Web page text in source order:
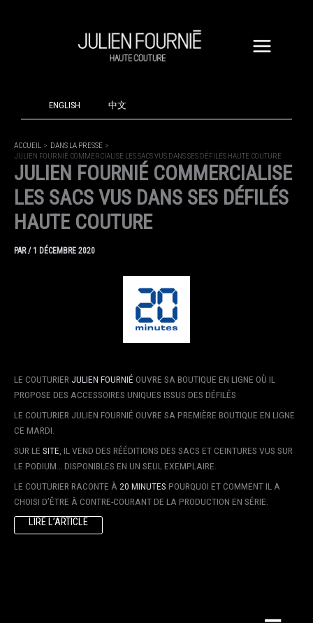
ENGLISH 中文
ACCUEIL
DANS LA PRESSE
JULIEN FOURNIÉ COMMERCIALISE LES SACS VUS DANS SES DÉFILÉS HAUTE COUTURE
JULIEN FOURNIÉ COMMERCIALISE
LES SACS VUS DANS SES DÉFILÉS
HAUTE COUTURE
PAR/1 DÉCEMBRE 2020
LE COUTURIER JULIEN FOURNIÉ OUVRE SA BOUTIQUE EN LIGNE OÙ IL
PROPOSE DES ACCESSOIRES UNIQUES ISSUS DES DÉFILÉS
LE COUTURIER JULIEN FOURNIÉ OUVRE SA PREMIÈRE BOUTIQUE EN LIGNE
CE MARDI.
SUR LE SITE , IL VEND DES RÉÉDITIONS DES SACS ET CEINTURES VUS SUR
LE PODIUM… DISPONIBLES EN UN SEUL EXEMPLAIRE.
LE COUTURIER RACONTE À 20 MINUTES POURQUOI ET COMMENT IL A
CHOISI D’ÊTRE À CONTRE-COURANT DE LA PRODUCTION EN SÉRIE.
LIRE L’ARTICLE